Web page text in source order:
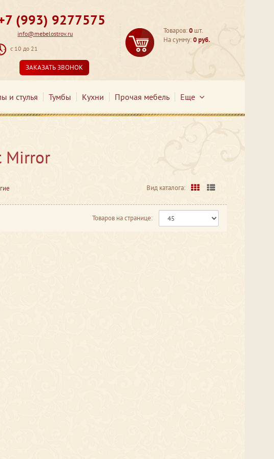
(993) 9277575
info@mebelostrov.ru
с 10 до 21
ЗАКАЗАТЬ ЗВОНОК
Товаров:0 шт.
На сумму:0 руб.
и стулья Тумбы Кухни Прочая мебель Еще
Mirror
Вид каталога:
Товаров на странице: